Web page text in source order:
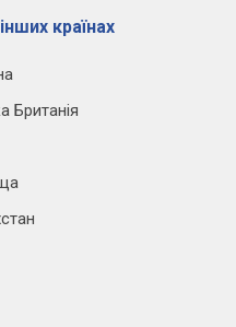
країнах
Британія